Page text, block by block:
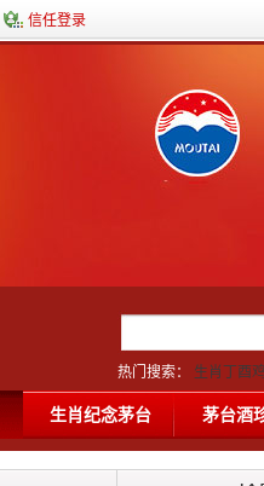
信任登录
热门搜索： 生肖丁酉
台酒 80年茅台酒 |
生肖纪念茅台 茅台酒